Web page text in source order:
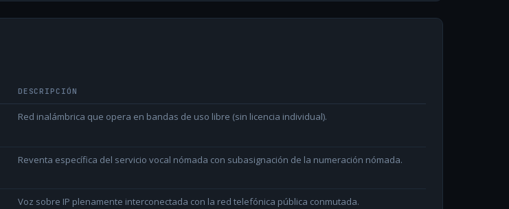
DESCRIPCIÓN
Red inalámbrica que opera en bandas de uso libre (sin licencia individual).
Reventa específica del servicio vocal nómada con subasignación de la numeración nómada.
Voz sobre IP plenamente interconectada con la red telefónica pública conmutada.